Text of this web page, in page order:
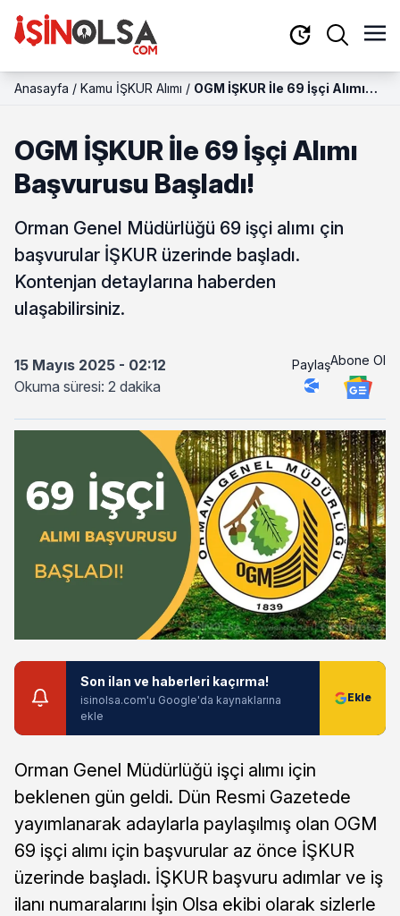
Anasayfa / Kamu İŞKUR Alımı / OGM İŞKUR İle 69 İşçi Alımı
OGM İŞKUR İle 69 İşçi Alımı
Başvurusu Başladı!
Orman Genel Müdürlüğü 69 işçi alımı çin
başvurular İŞKUR üzerinde başladı.
Kontenjan detaylarına haberden
ulaşabilirsiniz.
15 Mayıs 2025 - 02:12
Okuma süresi: 2 dakika
PaylaşAbone Ol
Son ilan ve haberleri kaçırma!
isinolsa.com'u Google'da kaynaklarına
ekle
Orman Genel Müdürlüğü işçi alımı için
beklenen gün geldi. Dün Resmi Gazetede
yayımlanarak adaylarla paylaşılmış olan OGM
69 işçi alımı için başvurular az önce İŞKUR
üzerinde başladı. İŞKUR başvuru adımlar ve iş
ilanı numaralarını İşin Olsa ekibi olarak sizlerle